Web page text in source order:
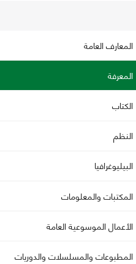
المعارف العامة
المعرفة
الكتاب
النظم
البيليوغرافيا
المكتبات والمعلومات
الأعمال الموسوعية العامة
المطبوعات والمسلسلات والدوريات